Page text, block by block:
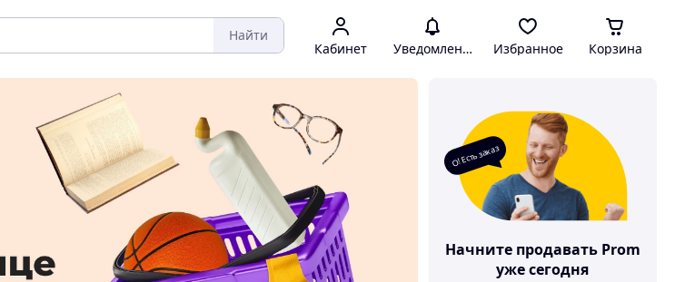
Найти
Кабинет Уведомления Избранное Корзина
О! Есть заказ
Начните продавать Prom
уже сегодня